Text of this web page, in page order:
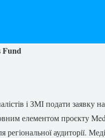
Fund
і ЗМІ подати заявку
елементом проєкту
аудиторії.